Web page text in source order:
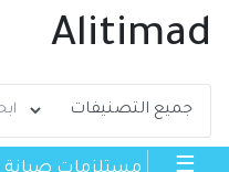
Alitimad